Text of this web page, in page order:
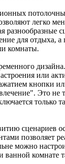
легко
для отдыха,
комнаты.
или
кнопки
Это не
только
сценариев
позволяет
можно
комнате